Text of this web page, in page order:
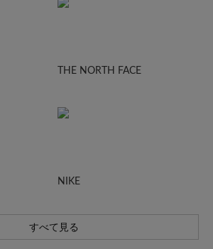
THE NORTH FACE
NIKE
すべて見る